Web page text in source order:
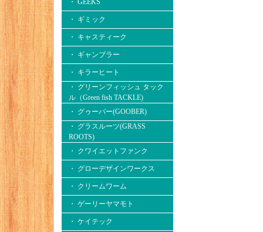
・ GEEKS
・ ギミック
・ キャスティーク
・ ギャンブラー
・ キラーヒート
・ グリーンフィッシュ タック
ル（Green fish TACKLE)
・ グゥーバー(GOOBER)
・ グラスルーツ(GRASS
ROOTS)
・ クワイエットファンク
・ グローデザインワークス
・ クリームワーム
・ ゲーリーヤマモト
・ ケイテック